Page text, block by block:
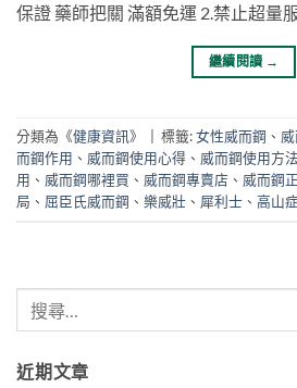
保證 藥師把關 滿額免運 2.禁止超量
繼續閱讀 →
分類為《健康資訊》 標籤:女性威而鋼 、
而鋼作用 、 威而鋼使用心得 、 威而鋼使用方法
用 、 威而鋼哪裡買 、 威而鋼專賣店 、 威而鋼
局 、 屈臣氏威而鋼 、 樂威壯 、 犀利士 、 高山
近期文章